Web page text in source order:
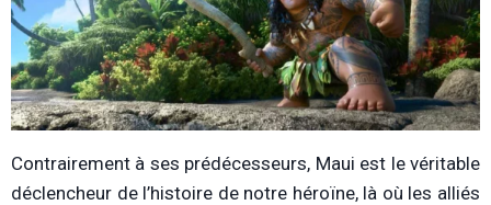
Contrairement à ses prédécesseurs, Maui est le véritable
déclencheur de l’histoire de notre héroïne, là où les alliés